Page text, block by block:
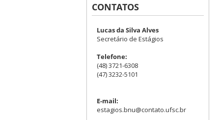
CONTATOS
Lucas da Silva Alves
Secretário de Estágios
Telefone:
(48) 3721-6308
(47) 3232-5101
E-mail:
estagios.bnu@contato.ufsc.br